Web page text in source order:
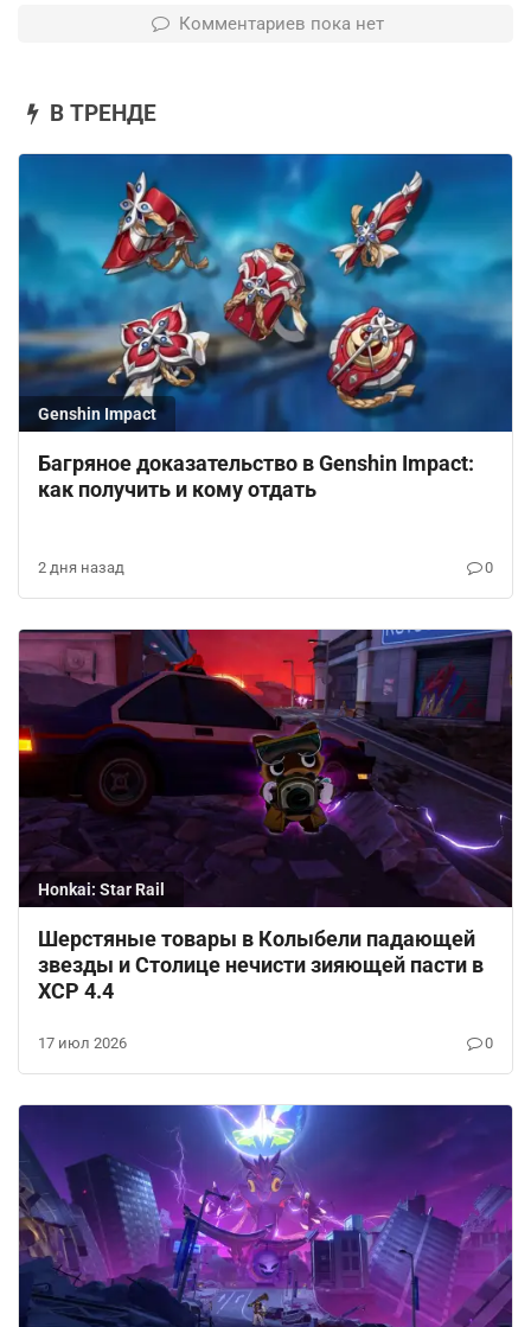
Комментариев пока нет
В ТРЕНДЕ
Genshin Impact
Багряное доказательство в Genshin Impact:
как получить и кому отдать
2 дня назад 0
Honkai: Star Rail
Шерстяные товары в Колыбели падающей
звезды и Столице нечисти зияющей пасти в
ХСР 4.4
17 июл 2026 0